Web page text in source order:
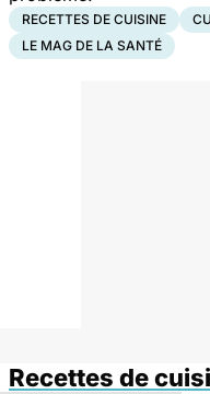
RECETTES DE CUISINE
LE MAG DE LA SANTÉ
Recettes de